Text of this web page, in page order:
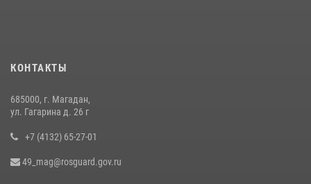
13 июля 2026, 07:31
КОНТАКТЫ
685000, г. Магадан,
ул. Гагарина д. 26 г
+7 (4132) 65-27-01
49_mag@rosguard.gov.ru